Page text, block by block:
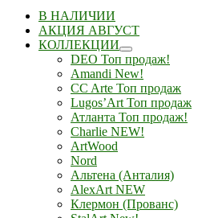
В НАЛИЧИИ
АКЦИЯ АВГУСТ
КОЛЛЕКЦИИ
DEO Топ продаж!
Amandi New!
CC Arte Топ продаж
Lugos’Art Топ продаж
Атланта Топ продаж!
Charlie NEW!
ArtWood
Nord
Альтена (Анталия)
AlexArt NEW
Клермон (Прованс)